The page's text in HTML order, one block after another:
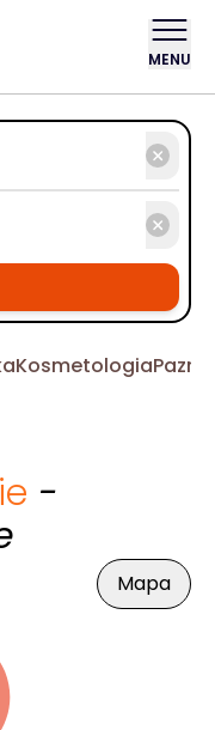
MENU
Kosmetologia
-
Mapa